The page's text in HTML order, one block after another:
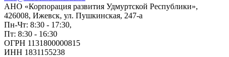
АНО «Корпорация развития Удмуртской Республики»,
426008, Ижевск, ул. Пушкинская, 247-а
Пн-Чт: 8:30 - 17:30,
Пт: 8:30 - 16:30
ОГРН 1131800000815
ИНН 1831155238